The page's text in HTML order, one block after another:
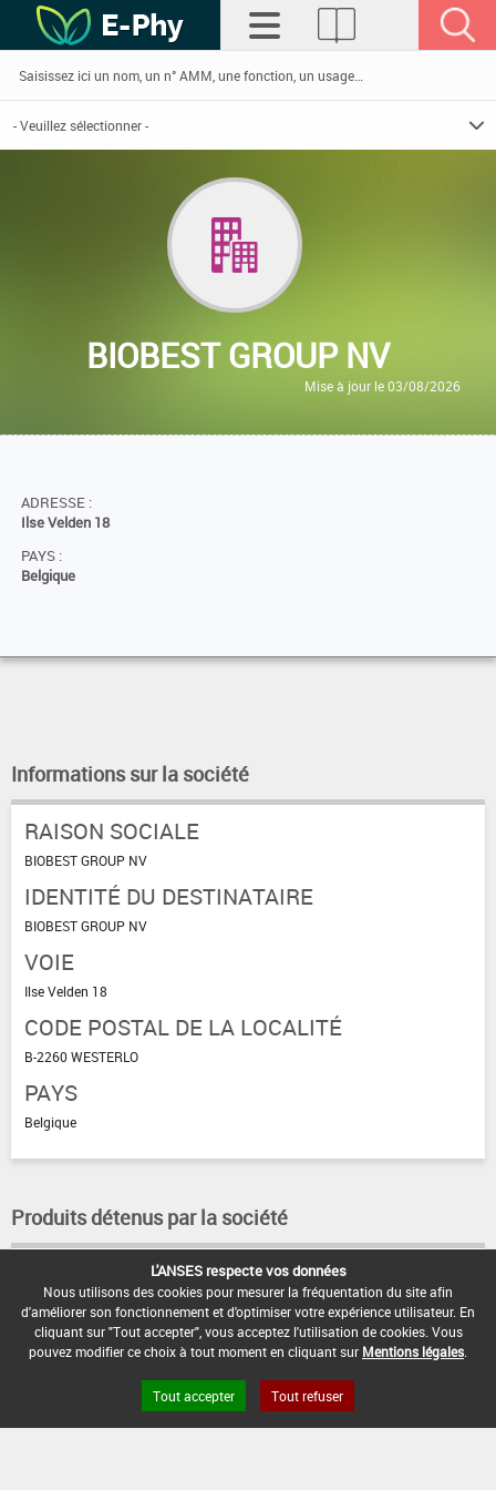
BIOBEST GROUP NV
Mise à jour le 03/08/2026
ADRESSE :
Ilse Velden 18
PAYS :
Belgique
Informations sur la société
RAISON SOCIALE
BIOBEST GROUP NV
IDENTITÉ DU DESTINATAIRE
BIOBEST GROUP NV
VOIE
Ilse Velden 18
CODE POSTAL DE LA LOCALITÉ
B-2260 WESTERLO
PAYS
Belgique
Produits détenus par la société
Open Data Mentions légales Site ANSES
L'ANSES respecte vos données
Nous utilisons des cookies pour mesurer la fréquentation du site afin
d'améliorer son fonctionnement et d'optimiser votre expérience utilisateur. En
cliquant sur "Tout accepter", vous acceptez l'utilisation de cookies. Vous
pouvez modifier ce choix à tout moment en cliquant sur Mentions légales
Tout accepter Tout refuser